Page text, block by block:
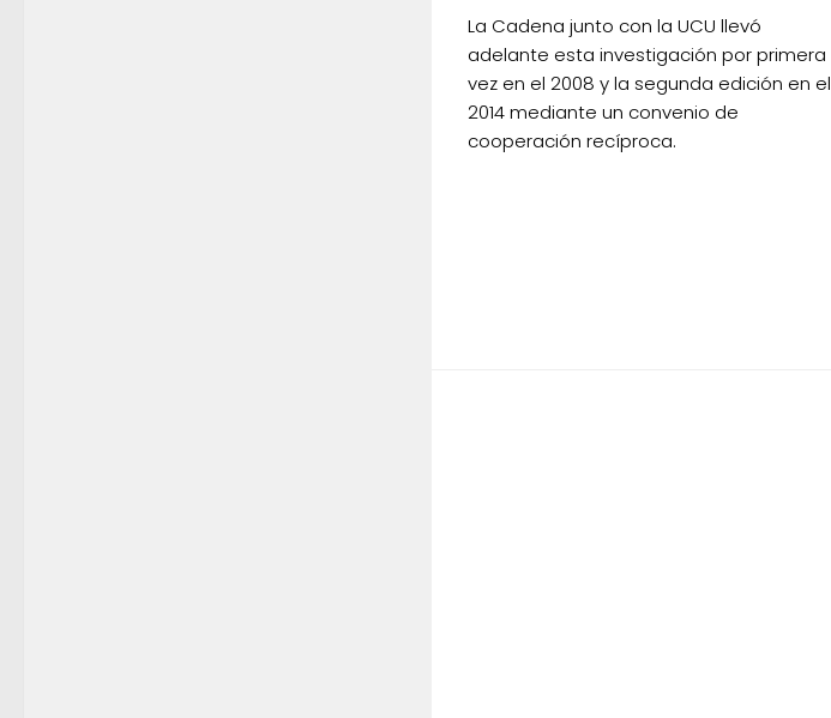
La Cadena junto con la UCU llevó
adelante esta investigación por primera
vez en el 2008 y la segunda edición en el
2014 mediante un convenio de
cooperación recíproca.